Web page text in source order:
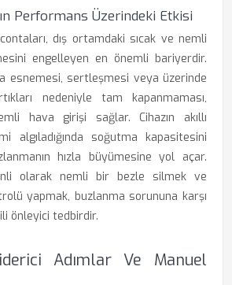
Performans Üzerindeki Etkisi
contaları, dış ortamdaki sıcak ve nemli
engelleyen en önemli bariyerdir.
esnemesi, sertleşmesi veya üzerinde
nedeniyle tam kapanmaması,
hava girişi sağlar. Cihazın akıllı
algıladığında soğutma kapasitesini
hızla büyümesine yol açar.
olarak nemli bir bezle silmek ve
yapmak, buzlanma sorununa karşı
önleyici tedbirdir.
Adımlar Ve Manuel